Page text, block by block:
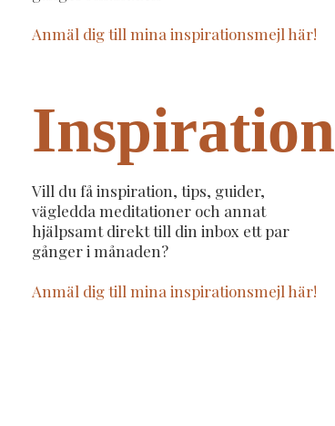
Anmäl dig till mina inspirationsmejl här!
Inspiration
Vill du få inspiration, tips, guider,
vägledda meditationer och annat
hjälpsamt direkt till din inbox ett par
gånger i månaden?
Anmäl dig till mina inspirationsmejl här!